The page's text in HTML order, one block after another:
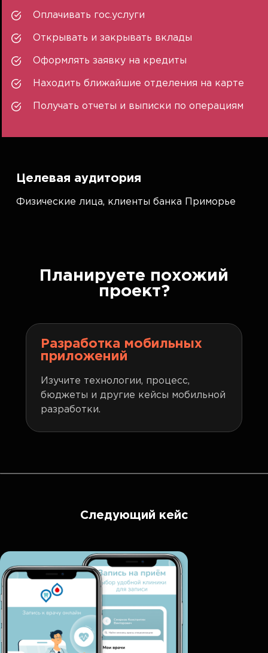
Оплачивать гос.услуги
Открывать и закрывать вклады
Оформлять заявку на кредиты
Находить ближайшие отделения на карте
Получать отчеты и выписки по операциям
Целевая аудитория
Физические лица, клиенты банка Приморье
Планируете похожий
проект?
Разработка мобильных
приложений
Изучите технологии, процесс,
бюджеты и другие кейсы мобильной
разработки.
Следующий кейс